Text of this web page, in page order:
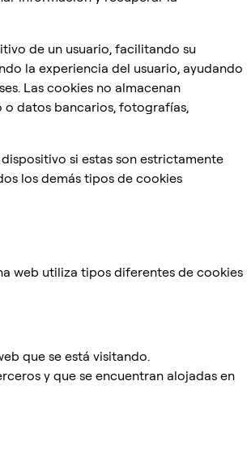
de un usuario, facilitando su
la experiencia del usuario, ayudando
Las cookies no almacenan
datos bancarios, fotografías,
si estas son estrictamente
los demás tipos de cookies
web utiliza tipos diferentes de cookies
que se está visitando.
y que se encuentran alojadas en